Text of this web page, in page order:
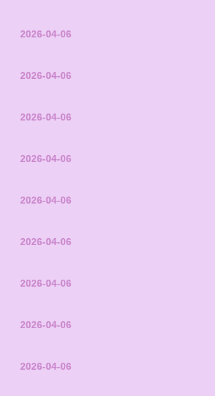
2026-04-06
2026-04-06
2026-04-06
2026-04-06
2026-04-06
2026-04-06
2026-04-06
2026-04-06
2026-04-06